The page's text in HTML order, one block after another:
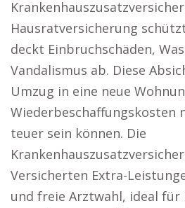
Hausratversicherung
deckt Einbruchschäden,
Vandalismus ab. Diese
Umzug in eine neue
Wiederbeschaffungskosten
teuer sein können. Die
Versicherten Extra-
und freie Arztwahl, ideal für